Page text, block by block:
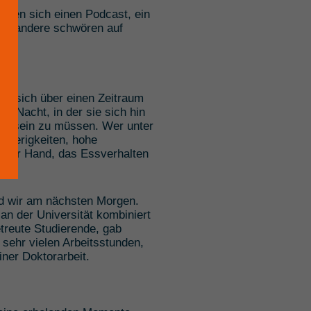
sich einen Podcast, ein
andere schwören auf
sich über einen Zeitraum
Nacht, in der sie sich hin
sein zu müssen. Wer unter
hohe
Hand, das Essverhalten
wir am nächsten Morgen.
der Universität kombiniert
Studierende, gab
vielen Arbeitsstunden,
Doktorarbeit.